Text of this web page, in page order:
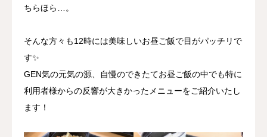
ちらほら…。
そんな方々も12時には美味しいお昼ご飯で目がパッチリで
す✨
GEN気の元気の源、自慢のできたてお昼ご飯の中でも特に
利用者様からの反響が大きかったメニューをご紹介いたし
ます！